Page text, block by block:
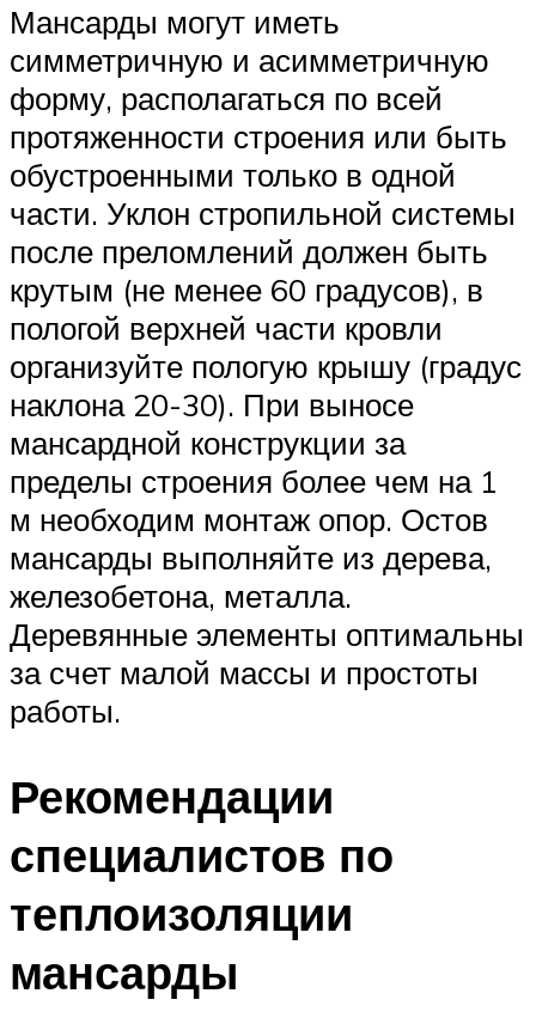
Мансарды могут иметь
симметричную и асимметричную
форму, располагаться по всей
протяженности строения или быть
обустроенными только в одной
части. Уклон стропильной системы
после преломлений должен быть
крутым (не менее 60 градусов), в
пологой верхней части кровли
организуйте пологую крышу (градус
наклона 20-30). При выносе
мансардной конструкции за
пределы строения более чем на 1
м необходим монтаж опор. Остов
мансарды выполняйте из дерева,
железобетона, металла.
Деревянные элементы оптимальны
за счет малой массы и простоты
работы.
Рекомендации
специалистов по
теплоизоляции
мансарды